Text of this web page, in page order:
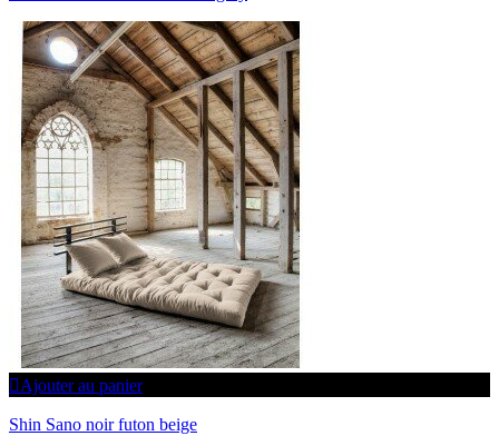
Ajouter au panier
Shin Sano noir futon beige